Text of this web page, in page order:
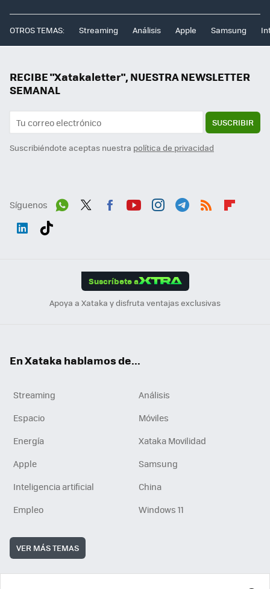
OTROS TEMAS: Streaming Análisis Apple Samsung
RECIBE "Xatakaletter", NUESTRA NEWSLETTER
SEMANAL
SUSCRIBIR
Suscribiéndote aceptas nuestra política de privacidad
Síguenos
Suscríbete a
Apoya a Xataka y disfruta ventajas exclusivas
En Xataka hablamos de...
Streaming
Análisis
Espacio
Móviles
Energía
Xataka Movilidad
Apple
Samsung
Inteligencia artificial
China
Empleo
Windows 11
VER MÁS TEMAS